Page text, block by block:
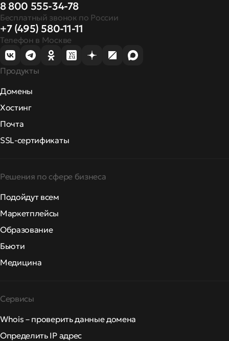
8 800 555-34-78
Бесплатный звонок по России
+7 (495) 580-11-11
Телефон в Москве
Продукты
Домены
Хостинг
Почта
SSL-сертификаты
Решения по сфере бизнеса
Подойдут всем
Маркетплейсы
Образование
Бьюти
Медицина
Сервисы
Whois – проверить данные домена
Определить IP адрес